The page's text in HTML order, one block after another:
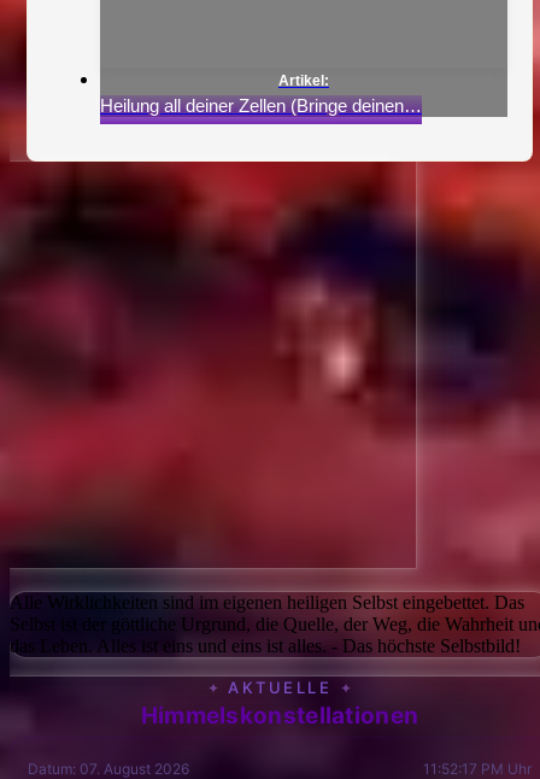
Heilung all deiner Zellen (Bringe deinen…
Alle Wirklichkeiten sind im eigenen heiligen Selbst eingebettet. Das
Selbst ist der göttliche Urgrund, die Quelle, der Weg, die Wahrheit
das Leben. Alles ist eins und eins ist alles. - Das höchste Selbstbild!
✦ AKTUELLE ✦
Himmelskonstellationen
Datum: 07. August 2026 11:52:19 PM Uhr